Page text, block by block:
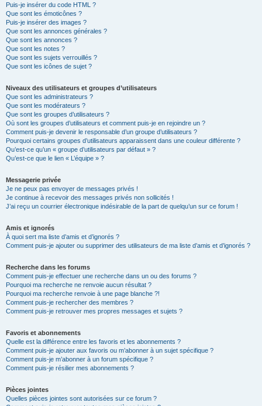
Puis-je insérer du code HTML ?
Que sont les émoticônes ?
Puis-je insérer des images ?
Que sont les annonces générales ?
Que sont les annonces ?
Que sont les notes ?
Que sont les sujets verrouillés ?
Que sont les icônes de sujet ?
Niveaux des utilisateurs et groupes d’utilisateurs
Que sont les administrateurs ?
Que sont les modérateurs ?
Que sont les groupes d’utilisateurs ?
Où sont les groupes d’utilisateurs et comment puis-je en rejoindre un ?
Comment puis-je devenir le responsable d’un groupe d’utilisateurs ?
Pourquoi certains groupes d’utilisateurs apparaissent dans une couleur différente ?
Qu’est-ce qu’un « groupe d’utilisateurs par défaut » ?
Qu’est-ce que le lien « L’équipe » ?
Messagerie privée
Je ne peux pas envoyer de messages privés !
Je continue à recevoir des messages privés non sollicités !
J’ai reçu un courrier électronique indésirable de la part de quelqu’un sur ce forum !
Amis et ignorés
À quoi sert ma liste d’amis et d’ignorés ?
Comment puis-je ajouter ou supprimer des utilisateurs de ma liste d’amis et d’ignorés ?
Recherche dans les forums
Comment puis-je effectuer une recherche dans un ou des forums ?
Pourquoi ma recherche ne renvoie aucun résultat ?
Pourquoi ma recherche renvoie à une page blanche ?!
Comment puis-je rechercher des membres ?
Comment puis-je retrouver mes propres messages et sujets ?
Favoris et abonnements
Quelle est la différence entre les favoris et les abonnements ?
Comment puis-je ajouter aux favoris ou m’abonner à un sujet spécifique ?
Comment puis-je m’abonner à un forum spécifique ?
Comment puis-je résilier mes abonnements ?
Pièces jointes
Quelles pièces jointes sont autorisées sur ce forum ?